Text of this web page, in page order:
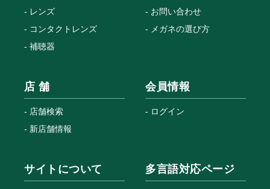
レンズ
コンタクトレンズ
補聴器
お問い合わせ
メガネの選び方
店 舗
店舗検索
新店舗情報
会員情報
ログイン
サイトについて 多言語対応ページ